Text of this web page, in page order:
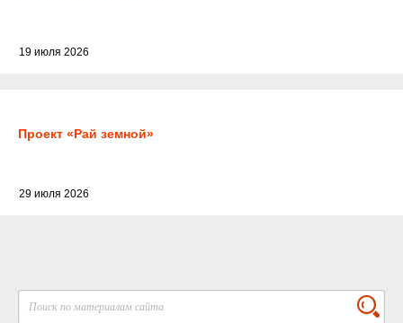
19 июля 2026
Проект «Рай земной»
29 июля 2026